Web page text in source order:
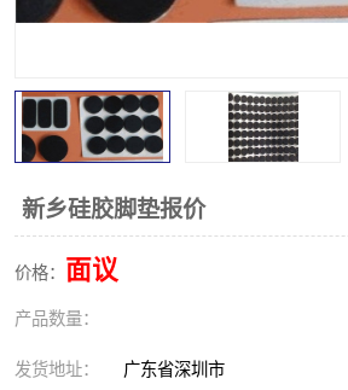
新乡硅胶脚垫报价
价格： 面议
产品数量：
发货地址： 广东省深圳市